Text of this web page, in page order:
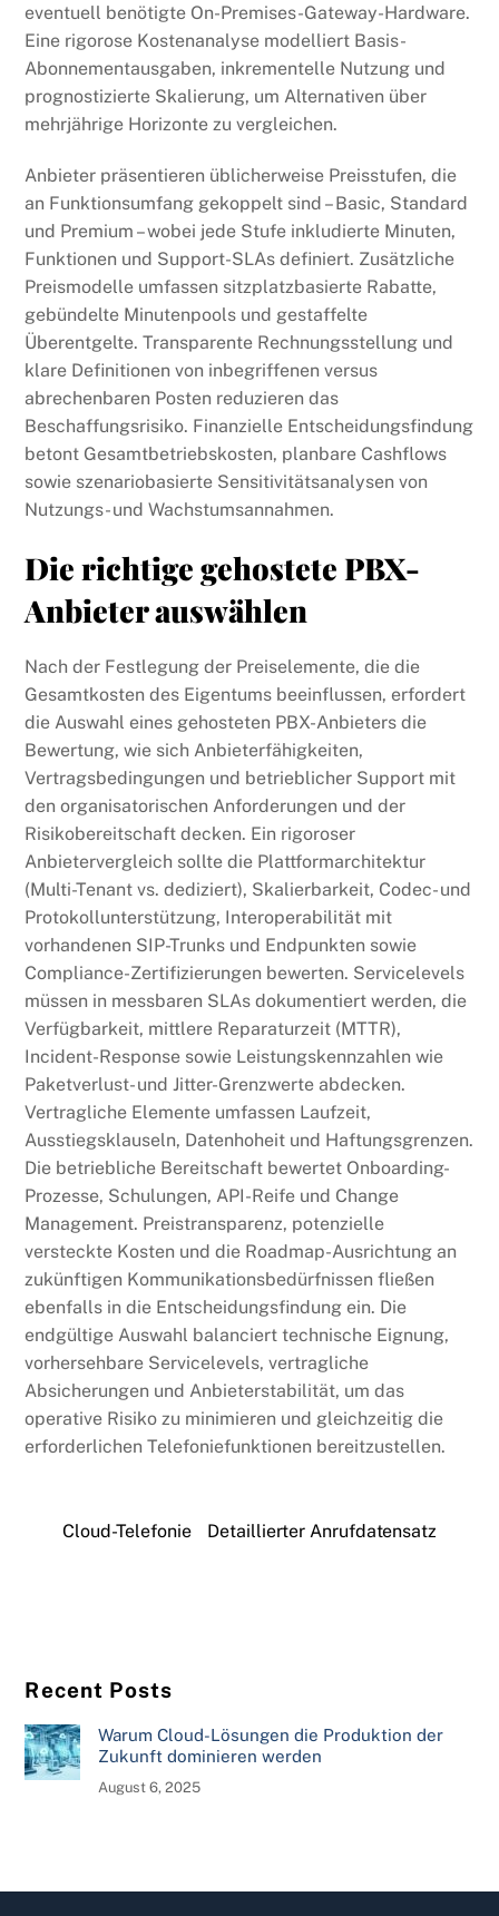
eventuell benötigte On-Premises-Gateway-Hardware.
Eine rigorose Kostenanalyse modelliert Basis-
Abonnementausgaben, inkrementelle Nutzung und
prognostizierte Skalierung, um Alternativen über
mehrjährige Horizonte zu vergleichen.
Anbieter präsentieren üblicherweise Preisstufen, die
an Funktionsumfang gekoppelt sind – Basic, Standard
und Premium – wobei jede Stufe inkludierte Minuten,
Funktionen und Support-SLAs definiert. Zusätzliche
Preismodelle umfassen sitzplatzbasierte Rabatte,
gebündelte Minutenpools und gestaffelte
Überentgelte. Transparente Rechnungsstellung und
klare Definitionen von inbegriffenen versus
abrechenbaren Posten reduzieren das
Beschaffungsrisiko. Finanzielle Entscheidungsfindung
betont Gesamtbetriebskosten, planbare Cashflows
sowie szenariobasierte Sensitivitätsanalysen von
Nutzungs- und Wachstumsannahmen.
Die richtige gehostete PBX-
Anbieter auswählen
Nach der Festlegung der Preiselemente, die die
Gesamtkosten des Eigentums beeinflussen, erfordert
die Auswahl eines gehosteten PBX-Anbieters die
Bewertung, wie sich Anbieterfähigkeiten,
Vertragsbedingungen und betrieblicher Support mit
den organisatorischen Anforderungen und der
Risikobereitschaft decken. Ein rigoroser
Anbietervergleich sollte die Plattformarchitektur
(Multi-Tenant vs. dediziert), Skalierbarkeit, Codec- und
Protokollunterstützung, Interoperabilität mit
vorhandenen SIP-Trunks und Endpunkten sowie
Compliance-Zertifizierungen bewerten. Servicelevels
müssen in messbaren SLAs dokumentiert werden, die
Verfügbarkeit, mittlere Reparaturzeit (MTTR),
Incident-Response sowie Leistungskennzahlen wie
Paketverlust- und Jitter-Grenzwerte abdecken.
Vertragliche Elemente umfassen Laufzeit,
Ausstiegsklauseln, Datenhoheit und Haftungsgrenzen.
Die betriebliche Bereitschaft bewertet Onboarding-
Prozesse, Schulungen, API-Reife und Change
Management. Preistransparenz, potenzielle
versteckte Kosten und die Roadmap-Ausrichtung an
zukünftigen Kommunikationsbedürfnissen fließen
ebenfalls in die Entscheidungsfindung ein. Die
endgültige Auswahl balanciert technische Eignung,
vorhersehbare Servicelevels, vertragliche
Absicherungen und Anbieterstabilität, um das
operative Risiko zu minimieren und gleichzeitig die
erforderlichen Telefoniefunktionen bereitzustellen.
Cloud-Telefonie Detaillierter Anrufdatensatz
Recent Posts
Warum Cloud-Lösungen die Produktion der
Zukunft dominieren werden
August 6, 2025